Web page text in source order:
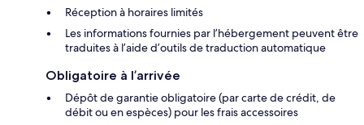
Réception à horaires limités
Les informations fournies par l’hébergement peuvent être
traduites à l’aide d’outils de traduction automatique
Obligatoire à l’arrivée
Dépôt de garantie obligatoire (par carte de crédit, de
débit ou en espèces) pour les frais accessoires